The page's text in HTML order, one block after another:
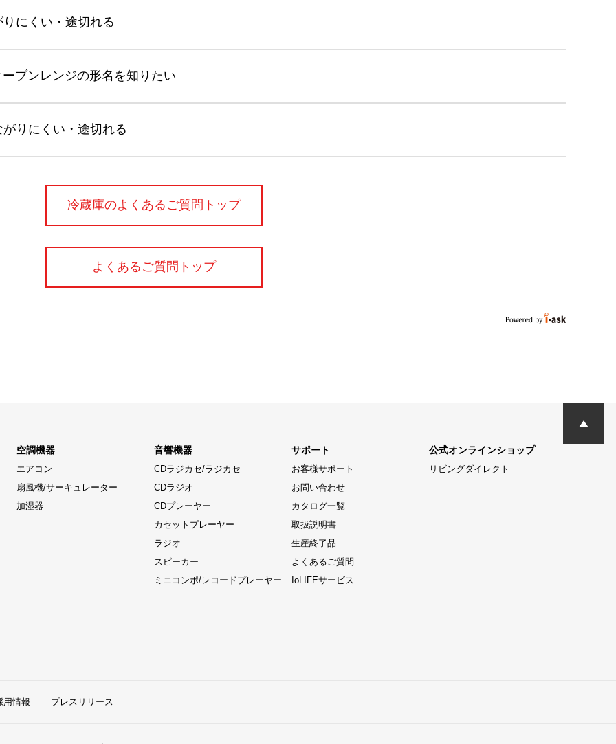
にくい・途切れる
ブンレンジの形名を知りたい
りにくい・途切れる
冷蔵庫のよくあるご質問トップ
よくあるご質問トップ
空調機器
エアコン
扇風機/サーキュレーター
加湿器
音響機器
CDラジカセ/ラジカセ
CDラジオ
CDプレーヤー
カセットプレーヤー
ラジオ
スピーカー
ミニコンポ/レコードプレーヤー
サポート
お客様サポート
お問い合わせ
カタログ一覧
取扱説明書
生産終了品
よくあるご質問
IoLIFEサービス
公式オンラインショップ
リビングダイレクト
用情報 プレスリリース